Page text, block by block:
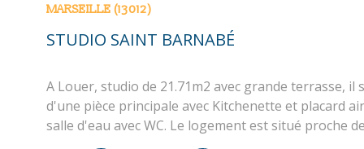
MARSEILLE (13012)
STUDIO SAINT BARNABÉ
A Louer, studio de 21.71m2 avec grande terrasse, il
d'une pièce principale avec Kitchenette et placard
salle d'eau avec WC. Le logement est situé proche
et du métro. (Loi Pinel)